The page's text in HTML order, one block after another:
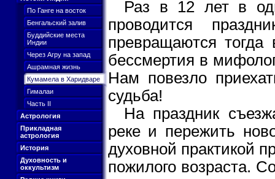
По Ганге на восток
Бенгальский залив
Буддийские места
Индии
Через Агру на запад
Ашрамная жизнь
Кумамела в Харидваре
Гималаи
Часть II
Астрология
Прикладная
астрология
История
Духовность и
оккультизм
Раз в 12 лет в
проводится
превращаются тогда
бессмертия в
Нам повезло
судьба!
На праздник
реке и пережить
духовной практикой
пожилого возраста.